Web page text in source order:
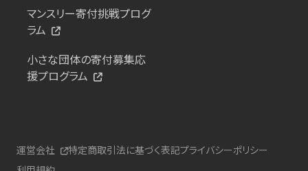
マンスリー寄付挑戦プログ
ラム
小さな団体の寄付募集応
援プログラム
運営会社 特定商取引法に基づく表記プライバシーポリシー